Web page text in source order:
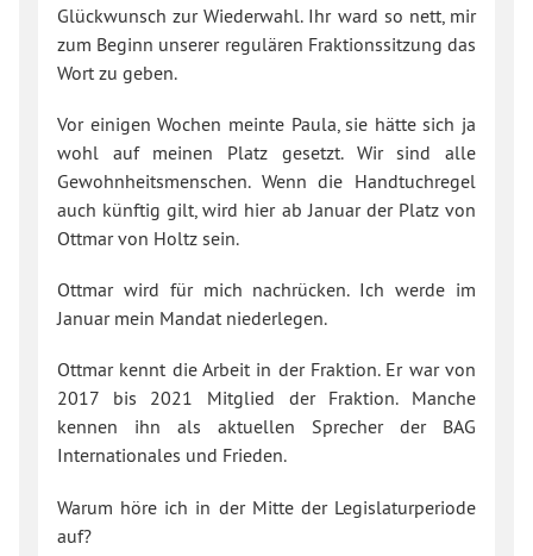
Glückwunsch zur Wiederwahl. Ihr ward so nett, mir
zum Beginn unserer regulären Fraktionssitzung das
Wort zu geben.
Vor einigen Wochen meinte Paula, sie hätte sich ja
wohl auf meinen Platz gesetzt. Wir sind alle
Gewohnheitsmenschen. Wenn die Handtuchregel
auch künftig gilt, wird hier ab Januar der Platz von
Ottmar von Holtz sein.
Ottmar wird für mich nachrücken. Ich werde im
Januar mein Mandat niederlegen.
Ottmar kennt die Arbeit in der Fraktion. Er war von
2017 bis 2021 Mitglied der Fraktion. Manche
kennen ihn als aktuellen Sprecher der BAG
Internationales und Frieden.
Warum höre ich in der Mitte der Legislaturperiode
auf?